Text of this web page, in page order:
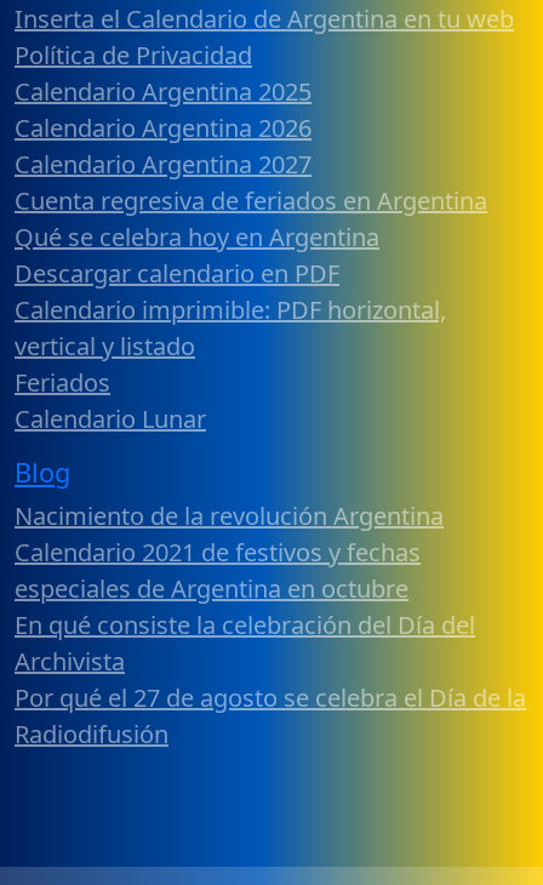
Inserta el Calendario de Argentina en tu web
Política de Privacidad
Calendario Argentina 2025
Calendario Argentina 2026
Calendario Argentina 2027
Cuenta regresiva de feriados en Argentina
Qué se celebra hoy en Argentina
Descargar calendario en PDF
Calendario imprimible: PDF horizontal,
vertical y listado
Feriados
Calendario Lunar
Blog
Nacimiento de la revolución Argentina
Calendario 2021 de festivos y fechas
especiales de Argentina en octubre
En qué consiste la celebración del Día del
Archivista
Por qué el 27 de agosto se celebra el Día de la
Radiodifusión